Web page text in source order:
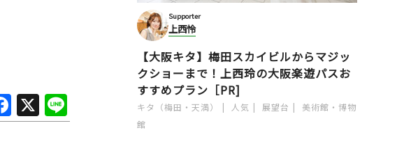
F
a
X
Supporter
上西怜
【大阪キタ】梅田スカイビルからマジッ
クショーまで！上西玲の大阪楽遊パスお
すすめプラン［PR]
キタ（梅田・天満） 人気 展望台
美術館・博物
館